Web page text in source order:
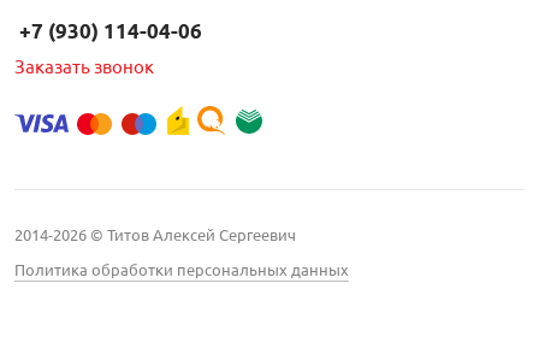
+7 (930) 114-04-06
Заказать звонок
2014-2026 © Титов Алексей Сергеевич
Политика обработки персональных данных